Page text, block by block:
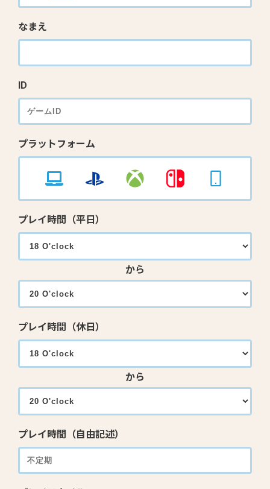
なまえ
ID
プラットフォーム
プレイ時間（平日）
から
プレイ時間（休日）
から
プレイ時間（自由記述）